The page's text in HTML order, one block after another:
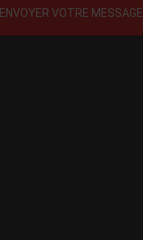
ENVOYER VOTRE MESSAGE